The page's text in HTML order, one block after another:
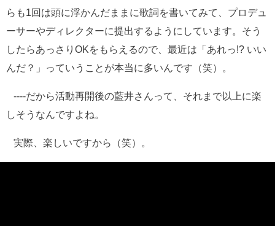
らも1回は頭に浮かんだままに歌詞を書いてみて、プロデュ
ーサーやディレクターに提出するようにしています。そう
したらあっさりOKをもらえるので、最近は「あれっ!? いい
んだ？」っていうことが本当に多いんです（笑）。
----だから活動再開後の藍井さんって、それまで以上に楽
しそうなんですよね。
実際、楽しいですから（笑）。